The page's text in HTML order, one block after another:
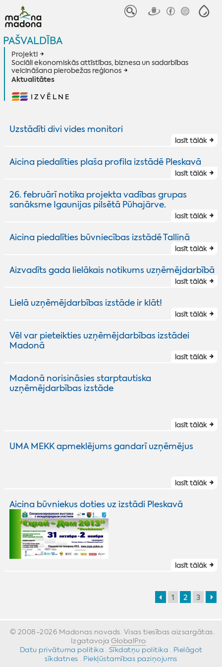
PAŠVALDĪBA
Projekti
Sociāli ekonomiskās attīstības, biznesa un sadarbības
veicināšana pierobežas reģionos
Aktualitātes
IZVĒLNE
Uzstādīti divi vides monitori
lasīt tālāk
Aicina piedalīties plaša profila izstādē Pleskavā
lasīt tālāk
26. februārī notika projekta vadības grupas
sanāksme Igaunijas pilsētā Pühajärve.
lasīt tālāk
Aicina piedalīties būvniecības izstādē Tallinā
lasīt tālāk
Aizvadīts gada lielākais notikums uzņēmējdarbībā
lasīt tālāk
Lielā uzņēmējdarbības izstāde ir klāt!
lasīt tālāk
Vēl var pieteikties uzņēmējdarbības izstādei
Madonā
lasīt tālāk
Madonā norisināsies starptautiska
uzņēmējdarbības izstāde
lasīt tālāk
UMA MEKK apmeklējums gandarī uzņēmējus
lasīt tālāk
Aicina būvniekus doties uz izstādi Pleskavā
lasīt tālāk
1 2 3
© 2008-2026 Madonas novads. Visas tiesības aizsargātas.
Izgatavoja GlobalPro
Datu privātuma politika · Sīkdatņu politika · Pielāgot
sīkdatnes · Piekļūstamības paziņojums